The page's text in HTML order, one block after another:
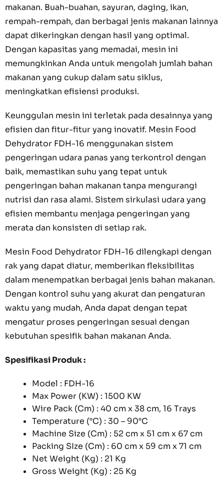
makanan. Buah-buahan, sayuran, daging, ikan,
rempah-rempah, dan berbagai jenis makanan lainnya
dapat dikeringkan dengan hasil yang optimal.
Dengan kapasitas yang memadai, mesin ini
memungkinkan Anda untuk mengolah jumlah bahan
makanan yang cukup dalam satu siklus,
meningkatkan efisiensi produksi.
Keunggulan mesin ini terletak pada desainnya yang
efisien dan fitur-fitur yang inovatif. Mesin Food
Dehydrator FDH-16 menggunakan sistem
pengeringan udara panas yang terkontrol dengan
baik, memastikan suhu yang tepat untuk
pengeringan bahan makanan tanpa mengurangi
nutrisi dan rasa alami. Sistem sirkulasi udara yang
efisien membantu menjaga pengeringan yang
merata dan konsisten di setiap rak.
Mesin Food Dehydrator FDH-16 dilengkapi dengan
rak yang dapat diatur, memberikan fleksibilitas
dalam menempatkan berbagai jenis bahan makanan.
Dengan kontrol suhu yang akurat dan pengaturan
waktu yang mudah, Anda dapat dengan tepat
mengatur proses pengeringan sesuai dengan
kebutuhan spesifik bahan makanan Anda.
Spesifikasi Produk :
Model : FDH-16
Max Power (KW) : 1500 KW
Wire Pack (Cm) : 40 cm x 38 cm, 16 Trays
Temperature (°C) : 30 – 90°C
Machine Size (Cm) : 52 cm x 51 cm x 67 cm
Packing SIze (Cm) : 60 cm x 59 cm x 71 cm
Net Weight (Kg) : 21 Kg
Gross Weight (Kg) : 25 Kg